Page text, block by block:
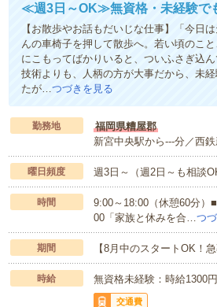
≪週3日～OK≫無資格・未経験で
【お散歩やお話もだいじな仕事】「今日
んの車椅子を押して散歩へ。若い頃のこ
にこもってばかりいると、ついふさぎ込
技術よりも、人柄の方が大事だから、未
たが… つづきを見る
勤務地
福岡県糟屋郡
新宮中央駅から---分／西
曜日頻度 週3日～（週2日～も相談
時間
9:00～18:00（休憩60分）
00「家族と休みを合… つ
期間 【8月中のスタートOK！
時給 無資格未経験：時給
交通費